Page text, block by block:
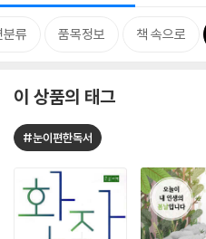
분류 품목정보 책 속으로
이 상품의 태그
#눈이편한독서